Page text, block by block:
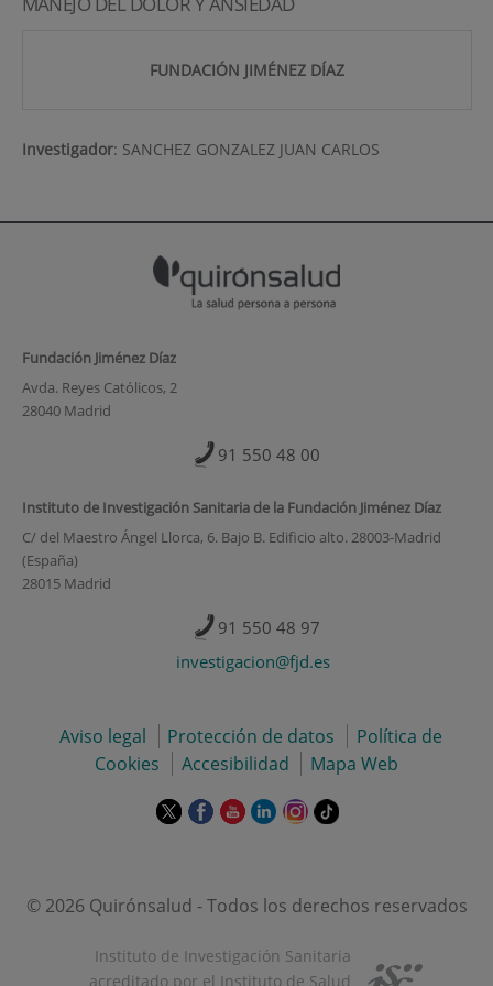
FUNDACIÓN JIMÉNEZ DÍAZ
Investigador: SANCHEZ GONZALEZ JUAN CARLOS
Fundación Jiménez Díaz
Avda. Reyes Católicos, 2
28040 Madrid
91 550 48 00
Instituto de Investigación Sanitaria de la Fundación Jiménez Díaz
C/ del Maestro Ángel Llorca, 6. Bajo B. Edificio alto. 28003-Madrid
(España)
28015 Madrid
91 550 48 97
investigacion@fjd.es
Aviso legal Protección de datos
Política de
Cookies
Accesibilidad Mapa Web
Este
en
ventana
nueva.
Este
en
ventana
nueva.
Este
en
ventana
Este
en
ventana
nueva.
Este
en
ventana
nueva.
Enlace
externa.
© 2026 Quirónsalud - Todos los derechos reservados
Instituto de Investigación Sanitaria
acreditado por el Instituto de Salud